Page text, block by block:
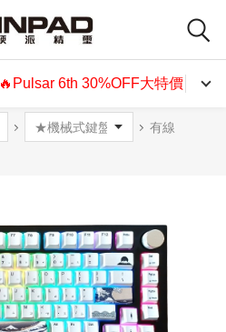
🔥Pulsar 6th 30%OFF大特價🔥
有線